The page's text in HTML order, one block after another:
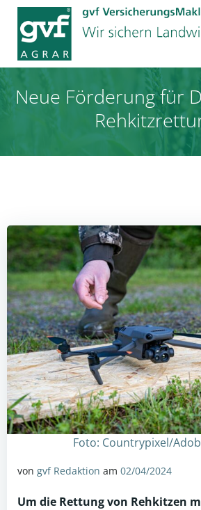
Zum
Inhalt
springen
Neue Förderung für
Foto: Countrypixel/
von gvf Redaktion am 02/04/2024
Um die Rettung von Rehkitzen